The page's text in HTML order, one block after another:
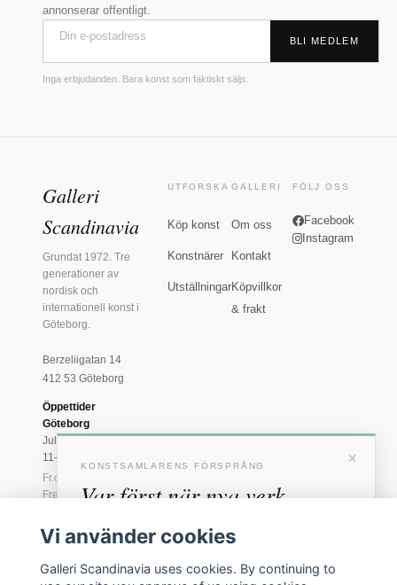
annonserar offentligt.
BLI MEDLEM
Inga erbjudanden. Bara konst som faktiskt säljs.
Galleri
Scandinavia
Grundat 1972. Tre
generationer av
nordisk och
internationell konst i
Göteborg.
Berzeliigatan 14
412 53 Göteborg
Öppettider
Göteborg
Juli: Tis 11-18 · Lör
11-16
Fr.o.m. augusti: Tis-
Fre 11-18 · Lör 11-
Marstrand
2026
UTFORSKA
Köp konst
Konstnärer
Utställningar
GALLERI
Om oss
Kontakt
Köpvillkor
& frakt
FÖLJ OSS
Facebook
Instagram
×
KONSTSAMLARENS FÖRSPRÅNG
Var först när nya verk
anländer
inbjudningar till vernissage, innan vi annonserar
Vi använder cookies
Galleri Scandinavia uses cookies. By continuing to